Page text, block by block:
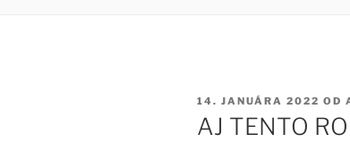
PUBLIKOVANÉ
14. JANUÁRA 2022 OD
AJ TENTO